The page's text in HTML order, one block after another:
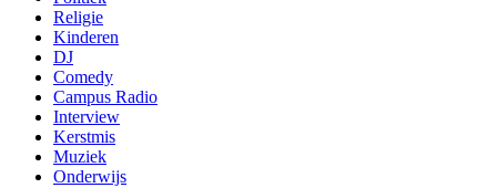
Religie
Kinderen
DJ
Comedy
Campus Radio
Interview
Kerstmis
Muziek
Onderwijs